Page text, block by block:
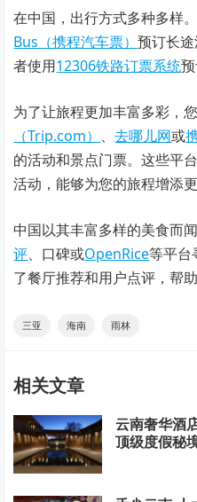
在中国，出行方式多种多样
Bus（携程汽车票）预订长
者使用12306铁路订票系统
为了让旅程更加丰富多彩，
（Trip.com） 、去哪儿网或
的活动和景点门票。这些平
活动，能够为您的旅程增添更
中国以其丰富多样的美食而
评、口碑或OpenRice等平台
了餐厅推荐和用户点评，帮
三亚 海南 雨林
相关文章
云南奢华酒
顶级度假秘